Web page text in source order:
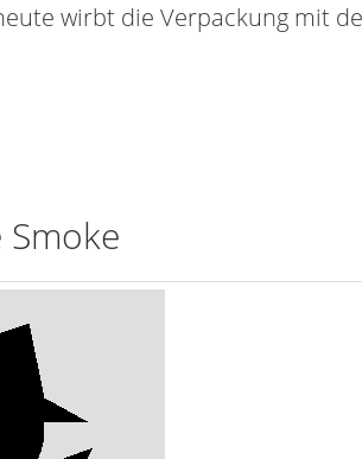
wirbt die Verpackung mit